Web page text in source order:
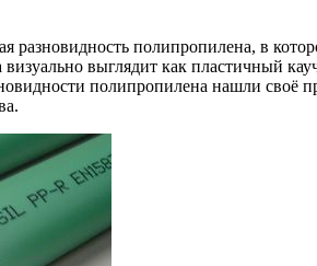
разновидность полипропилена, в
выглядит как пластичный
полипропилена нашли своё